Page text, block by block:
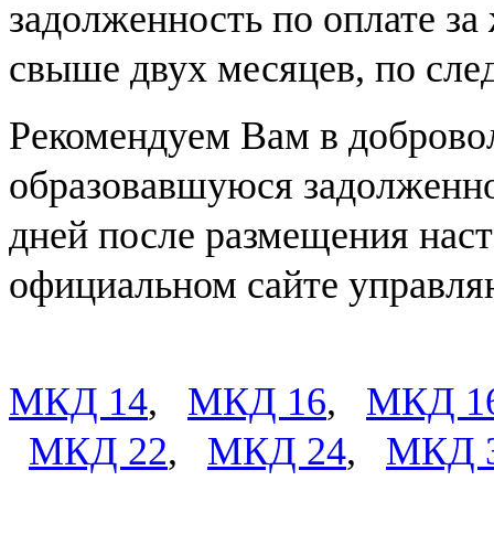
задолженность по оплате
свыше двух месяцев, по
Рекомендуем Вам в
образовавшуюся
дней после размещения
официальном сайте
МКД 14, МКД 16, МКД
МКД 22, МКД 24, МКД